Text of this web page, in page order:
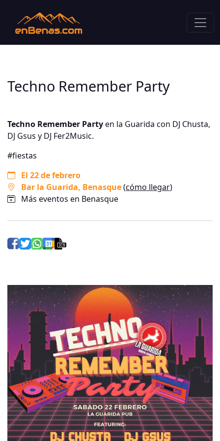
Techno Remember Party
Techno Remember Partyen la Guarida con DJ Chusta,
DJ Gsus y DJ Fer2Music.
#fiestas
El 22 de febrero
Bar la Guarida, Benasque(cómo llegar)
Más eventos en Benasque